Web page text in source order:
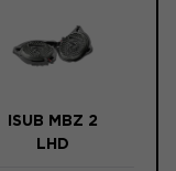
ISUB MBZ 2
LHD